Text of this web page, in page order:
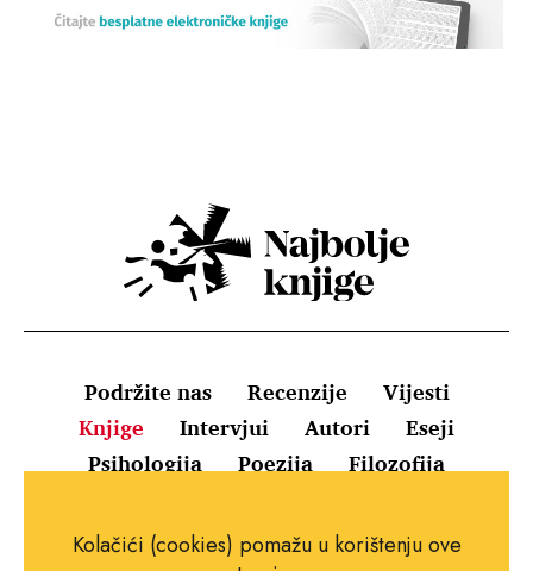
Podržite nas Recenzije
Vijesti
Knjige
Intervjui Autori
Eseji
Psihologija
Poezija Filozofija
Uvjeti korištenja
Pravila o kolačićima
Kolačići (cookies) pomažu u korištenju ove